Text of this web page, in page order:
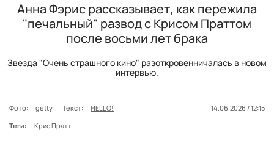
Анна Фэрис рассказывает, как пережила
"печальный" развод с Крисом Праттом
после восьми лет брака
Звезда "Очень страшного кино" разоткровенничалась в новом
интервью.
Фото: getty Текст: HELLO!
14.06.2026 / 12:15
Теги:
Крис Пратт